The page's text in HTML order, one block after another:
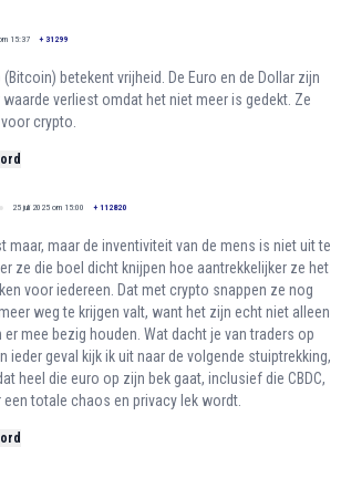
15:37 + 31299
betekent vrijheid. De Euro en de Dollar zijn
verliest omdat het niet meer is gedekt. Ze
crypto.
25 juli 2025 om 15:00 + 112820
maar, maar de inventiviteit van de mens is niet uit te
ze die boel dicht knijpen hoe aantrekkelijker ze het
voor iedereen. Dat met crypto snappen ze nog
weg te krijgen valt, want het zijn echt niet alleen
mee bezig houden. Wat dacht je van traders op
ieder geval kijk ik uit naar de volgende stuiptrekking,
heel die euro op zijn bek gaat, inclusief die CBDC,
totale chaos en privacy lek wordt.